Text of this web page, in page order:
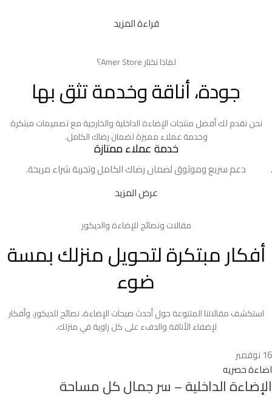
قراءة المزيد
لماذا تختار Amer Store؟
جودة، أناقة وخدمة تثق بها
نحن نقدم لك أفضل منتجات الإضاءة الداخلية والخارجية مع تصميمات مبتكرة
وخدمة عملاء مميزة لضمان رضاك الكامل.
خدمة عملاء ممتازة
دعم سريع وموثوق لضمان رضاك الكامل وتجربة شراء مريحة.
عرض المزيد
مقالات ونصائح للإضاءة والديكور
أفكار مبتكرة لتحويل منزلك بمسة
ضوء
استكشف مقالاتنا المتنوعة حول أحدث صيحات الإضاءة، نصائح للديكور، وأفكار
لإضفاء الأناقة والدفء على كل زاوية في منزلك.
16 نوفمبر
اضاءة حصريه
الإضاءة الداخلية – سر جمال كل مساحة